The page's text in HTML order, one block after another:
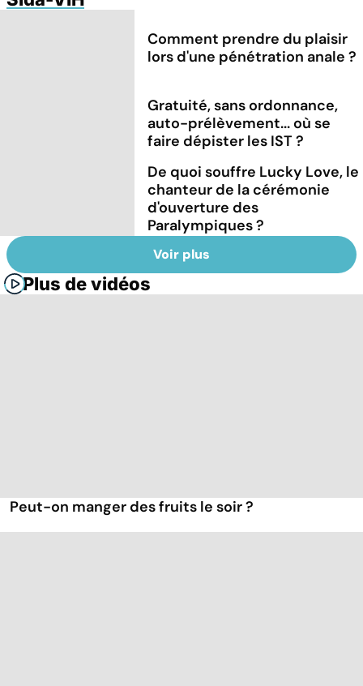
Comment prendre du plaisir
lors d'une pénétration anale ?
Gratuité, sans ordonnance,
auto-prélèvement... où se
faire dépister les IST ?
De quoi souffre Lucky Love, le
chanteur de la cérémonie
d'ouverture des
Paralympiques ?
Voir plus
Plus de vidéos
Peut-on manger des fruits le soir ?